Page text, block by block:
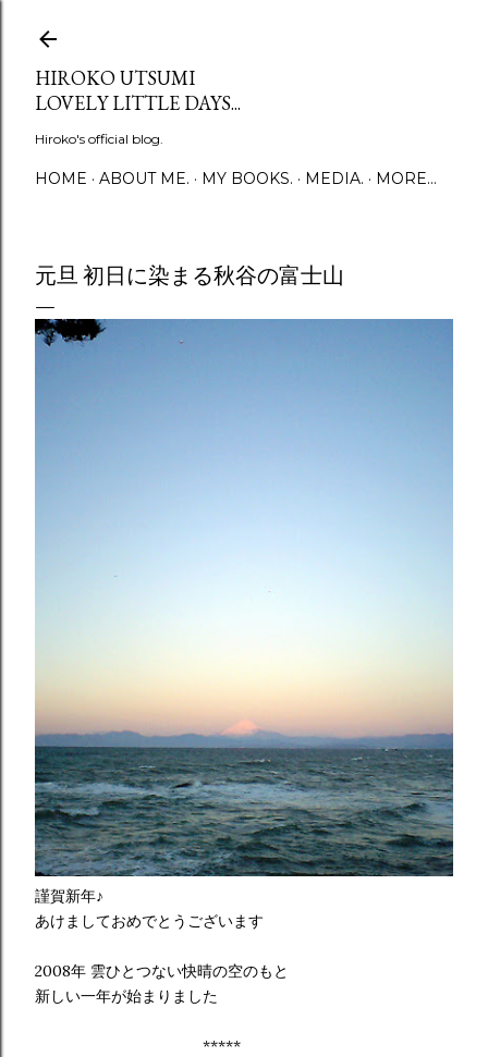
HIROKO UTSUMI
LOVELY LITTLE DAYS...
Hiroko's official blog.
HOME ABOUT ME. MY BOOKS. MEDIA. MORE…
元旦 初日に染まる秋谷の富士山
謹賀新年♪
あけましておめでとうございます
2008年 雲ひとつない快晴の空のもと
新しい一年が始まりました
*****